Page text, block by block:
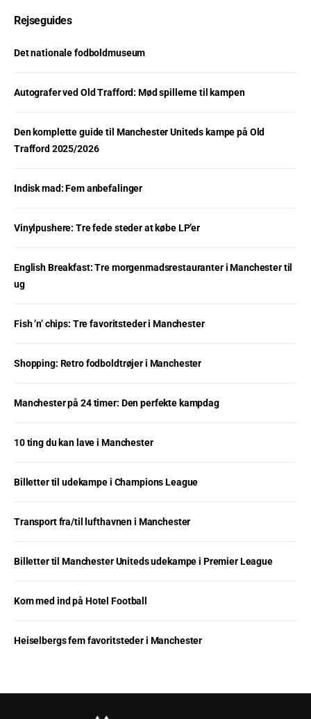
Rejseguides
Det nationale fodboldmuseum
Autografer ved Old Trafford: Mød spillerne til kampen
Den komplette guide til Manchester Uniteds kampe på Old
Trafford 2025/2026
Indisk mad: Fem anbefalinger
Vinylpushere: Tre fede steder at købe LP’er
English Breakfast: Tre morgenmadsrestauranter i Manchester til
ug
Fish ’n’ chips: Tre favoritsteder i Manchester
Shopping: Retro fodboldtrøjer i Manchester
Manchester på 24 timer: Den perfekte kampdag
10 ting du kan lave i Manchester
Billetter til udekampe i Champions League
Transport fra/til lufthavnen i Manchester
Billetter til Manchester Uniteds udekampe i Premier League
Kom med ind på Hotel Football
Heiselbergs fem favoritsteder i Manchester